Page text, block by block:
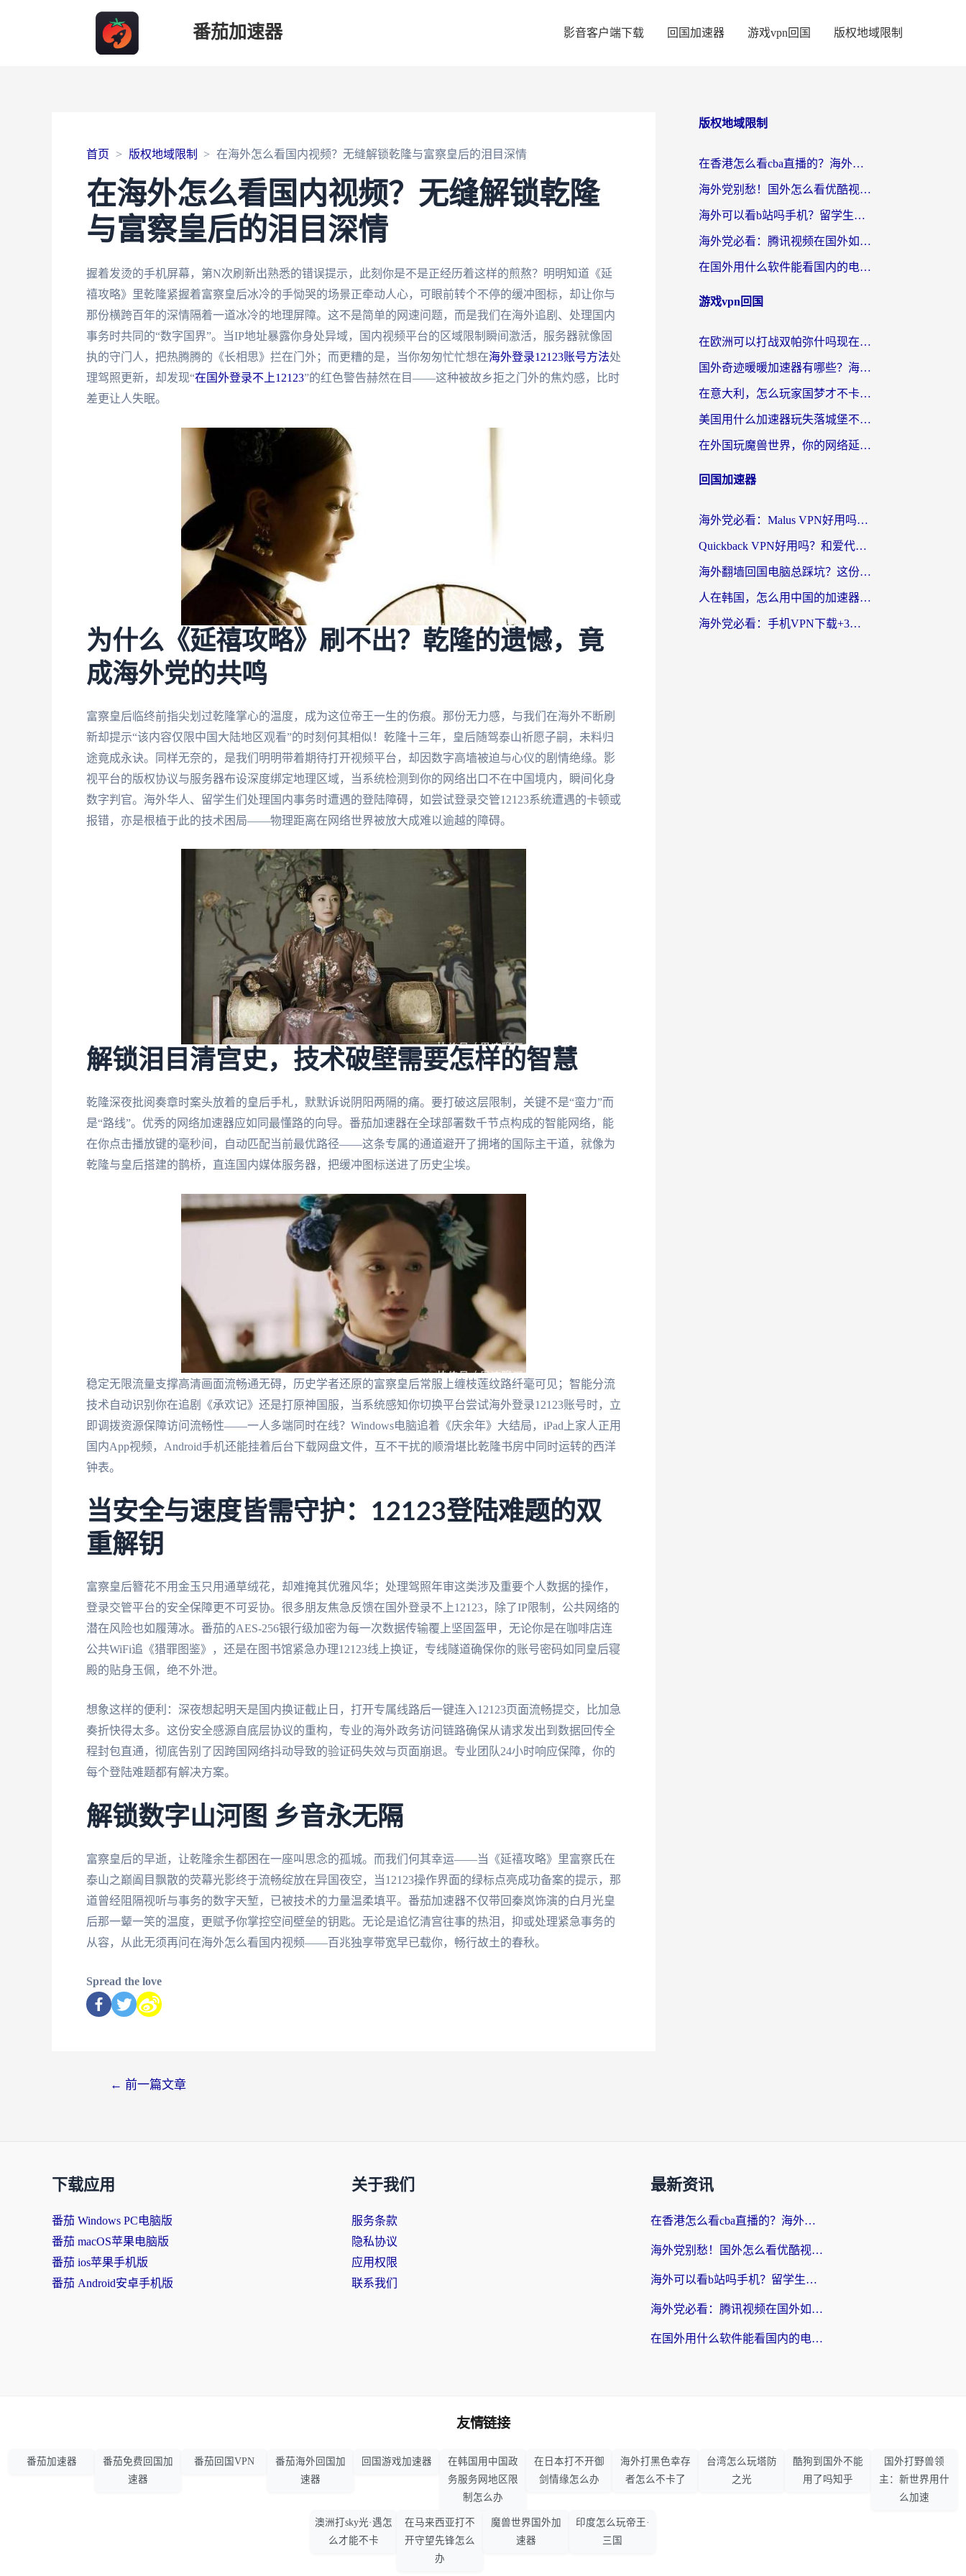
番茄加速器 影音客户端下载 回国加速器 游戏vpn回国 版权地域限制
首页 版权地域限制 在海外怎么看国内视频？无缝解锁乾隆与富察皇后的泪目深情
在海外怎么看国内视频？无缝解锁乾隆
与富察皇后的泪目深情
握着发烫的手机屏幕，第N次刷新出熟悉的错误提示，此刻你是不是正经历着这样的煎熬？明明知道《延
禧攻略》里乾隆紧握着富察皇后冰冷的手恸哭的场景正牵动人心，可眼前转个不停的缓冲图标，却让你与
那份横跨百年的深情隔着一道冰冷的地理屏障。这不是简单的网速问题，而是我们在海外追剧、处理国内
事务时共同的“数字国界”。当IP地址暴露你身处异域，国内视频平台的区域限制瞬间激活，服务器就像固
执的守门人，把热腾腾的《长相思》拦在门外；而更糟的是，当你匆匆忙忙想在海外登录12123账号方法处
理驾照更新，却发现“在国外登录不上12123”的红色警告赫然在目——这种被故乡拒之门外的焦灼感，比时
差更让人失眠。
为什么《延禧攻略》刷不出？乾隆的遗憾，竟
成海外党的共鸣
富察皇后临终前指尖划过乾隆掌心的温度，成为这位帝王一生的伤痕。那份无力感，与我们在海外不断刷
新却提示“该内容仅限中国大陆地区观看”的时刻何其相似！乾隆十三年，皇后随驾泰山祈愿子嗣，未料归
途竟成永诀。同样无奈的，是我们明明带着期待打开视频平台，却因数字高墙被迫与心仪的剧情绝缘。影
视平台的版权协议与服务器布设深度绑定地理区域，当系统检测到你的网络出口不在中国境内，瞬间化身
数字判官。海外华人、留学生们处理国内事务时遭遇的登陆障碍，如尝试登录交管12123系统遭遇的卡顿或
报错，亦是根植于此的技术困局——物理距离在网络世界被放大成难以逾越的障碍。
解锁泪目清宫史，技术破壁需要怎样的智慧
乾隆深夜批阅奏章时案头放着的皇后手札，默默诉说阴阳两隔的痛。要打破这层限制，关键不是“蛮力”而
是“路线”。优秀的网络加速器应如同最懂路的向导。番茄加速器在全球部署数千节点构成的智能网络，能
在你点击播放键的毫秒间，自动匹配当前最优路径——这条专属的通道避开了拥堵的国际主干道，就像为
乾隆与皇后搭建的鹊桥，直连国内媒体服务器，把缓冲图标送进了历史尘埃。
稳定无限流量支撑高清画面流畅通无碍，历史学者还原的富察皇后常服上缠枝莲纹路纤毫可见；智能分流
技术自动识别你在追剧《承欢记》还是打原神国服，当系统感知你切换平台尝试海外登录12123账号时，立
即调拨资源保障访问流畅性——一人多端同时在线？Windows电脑追着《庆余年》大结局，iPad上家人正用
国内App视频，Android手机还能挂着后台下载网盘文件，互不干扰的顺滑堪比乾隆书房中同时运转的西洋
钟表。
当安全与速度皆需守护：12123登陆难题的双
重解钥
富察皇后簪花不用金玉只用通草绒花，却难掩其优雅风华；处理驾照年审这类涉及重要个人数据的操作，
登录交管平台的安全保障更不可妥协。很多朋友焦急反馈在国外登录不上12123，除了IP限制，公共网络的
潜在风险也如履薄冰。番茄的AES-256银行级加密为每一次数据传输覆上坚固盔甲，无论你是在咖啡店连
公共WiFi追《猎罪图鉴》，还是在图书馆紧急办理12123线上换证，专线隧道确保你的账号密码如同皇后寝
殿的贴身玉佩，绝不外泄。
想象这样的便利：深夜想起明天是国内换证截止日，打开专属线路后一键连入12123页面流畅提交，比加急
奏折快得太多。这份安全感源自底层协议的重构，专业的海外政务访问链路确保从请求发出到数据回传全
程封包直通，彻底告别了因跨国网络抖动导致的验证码失效与页面崩退。专业团队24小时响应保障，你的
每个登陆难题都有解决方案。
解锁数字山河图 乡音永无隔
富察皇后的早逝，让乾隆余生都困在一座叫思念的孤城。而我们何其幸运——当《延禧攻略》里富察氏在
泰山之巅阖目飘散的荧幕光影终于流畅绽放在异国夜空，当12123操作界面的绿标点亮成功备案的提示，那
道曾经阻隔视听与事务的数字天堑，已被技术的力量温柔填平。番茄加速器不仅带回秦岚饰演的白月光皇
后那一颦一笑的温度，更赋予你掌控空间壁垒的钥匙。无论是追忆清宫往事的热泪，抑或处理紧急事务的
从容，从此无须再问在海外怎么看国内视频——百兆独享带宽早已载你，畅行故土的春秋。
Spread the love
← 前一篇文章
版权地域限制
在香港怎么看cba直播的？海外党体育观赛终极指南：告别版权限制，畅享中文解说
海外党别愁！国外怎么看优酷视频？一招解决追剧、看直播难题
海外可以看b站吗手机？留学生亲测有效的回国加速指南
海外党必看：腾讯视频在国外如何解除地域限制？附优酷咪咕使用指南
在国外用什么软件能看国内的电视剧啊？留学生亲测有效的回国加速方案
游戏vpn回国
在欧洲可以打战双帕弥什吗现在？跨越延迟墙的实战指南
国外奇迹暖暖加速器有哪些？海外党国服游戏畅玩终极指南（附亲测推荐）
在意大利，怎么玩家国梦才不卡？这份终极加速指南请收好
美国用什么加速器玩失落城堡不卡？海外党亲测有效的国服游戏加速指南
在外国玩魔兽世界，你的网络延迟是最大的敌人
回国加速器
海外党必看：Malus VPN好用吗？和迅猛兔VPN对比哪个回国效果更好？附真实体验与避坑指南
Quickback VPN好用吗？和爱代理VPN对比哪个回国效果更好？
海外翻墙回国电脑总踩坑？这份实测指南帮你选对加速器（附ChickCNinitapMalus对比）
人在韩国，怎么用中国的加速器刷剧打游戏？这份真实体验指南给你答案
海外党必看：手机VPN下载+3步选对回国加速器，无缝刷国内资源不再愁
下载应用
番茄 Windows PC电脑版
番茄 macOS苹果电脑版
番茄 ios苹果手机版
番茄 Android安卓手机版
关于我们
服务条款
隐私协议
应用权限
联系我们
最新资讯
在香港怎么看cba直播的？海外党体育观赛终极指南：告别版权限制，畅享中文解说
海外党别愁！国外怎么看优酷视频？一招解决追剧、看直播难题
海外可以看b站吗手机？留学生亲测有效的回国加速指南
海外党必看：腾讯视频在国外如何解除地域限制？附优酷咪咕使用指南
在国外用什么软件能看国内的电视剧啊？留学生亲测有效的回国加速方案
友情链接
番茄加速器
番茄免费回国加
速器
番茄回国VPN
番茄海外回国加
速器
回国游戏加速器
在韩国用中国政
务服务网地区限
制怎么办
在日本打不开御
剑情缘怎么办
海外打黑色幸存
者怎么不卡了
台湾怎么玩塔防
之光
酷狗到国外不能
用了吗知乎
国外打野兽领
主：新世界用什
么加速
澳洲打sky光·遇怎
么才能不卡
在马来西亚打不
开守望先锋怎么
办
魔兽世界国外加
速器
印度怎么玩帝王·
三国